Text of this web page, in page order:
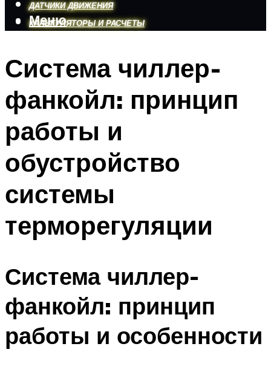
ДАТЧИКИ ДВИЖЕНИЯ
КАЛЬКУЛЯТОРЫ И РАСЧЕТЫ
Меню
Меню
Система чиллер-
фанкойл: принцип
работы и
обустройство
системы
терморегуляции
Система чиллер-
фанкойл: принцип
работы и особенности